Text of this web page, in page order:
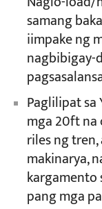
samang
iimpake ng
nagbibigay-
Paglilipat sa
mga 20ft na
riles ng
makinarya,
kargamento
pang mga